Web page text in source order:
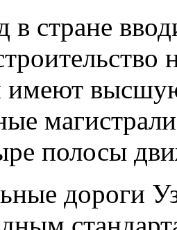
в стране
имеют
полосы
дороги